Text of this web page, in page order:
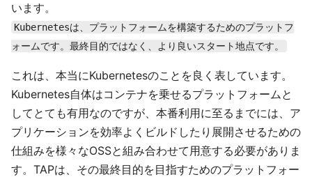
います。
Kubernetesは、プラットフォームを構築するためのプラットフ
ォームです。最終目的ではなく、より良いスタート地点です。
これは、本当にKubernetesのことを良く表しています。
Kubernetes自体はコンテナを乗せるプラットフォームと
してとても有用なのですが、本番利用に至るまでには、ア
プリケーションを効率よくビルドしたり展開させるための
仕組みを様々なOSSと組み合わせて用意する必要がありま
す。TAPは、その最終目的を目指すためのプラットフォー